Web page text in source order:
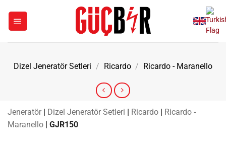
Dizel Jeneratör Setleri / Ricardo / Ricardo - Maranello
Jeneratör | Dizel Jeneratör Setleri | Ricardo | Ricardo -
Maranello | GJR150